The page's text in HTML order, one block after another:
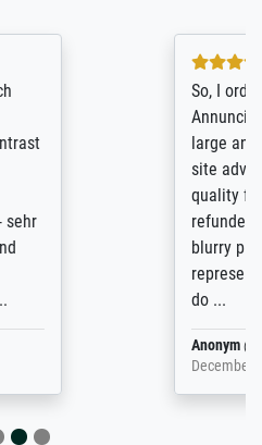
print of The
from a very
"art/poster"
print quality. The
was atrocious. They
pictures of the
commons
stated they couldn't